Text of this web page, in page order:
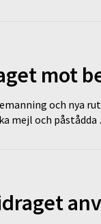
mot
och nya
mejl och